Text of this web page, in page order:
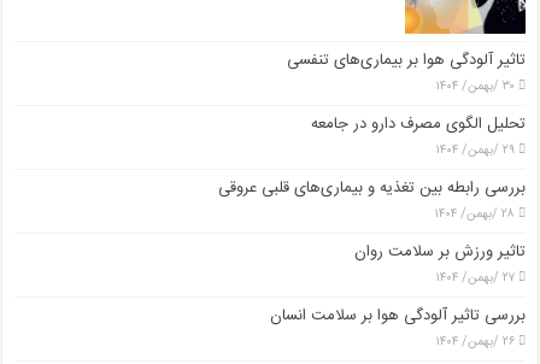
تاثیر آلودگی هوا بر بیماری‌های تنفسی
۳۰ /بهمن/ ۱۴۰۴
تحلیل الگوی مصرف دارو در جامعه
۲۹ /بهمن/ ۱۴۰۴
بررسی رابطه بین تغذیه و بیماری‌های قلبی عروقی
۲۸ /بهمن/ ۱۴۰۴
تاثیر ورزش بر سلامت روان
۲۷ /بهمن/ ۱۴۰۴
بررسی تاثیر آلودگی هوا بر سلامت انسان
۲۶ /بهمن/ ۱۴۰۴